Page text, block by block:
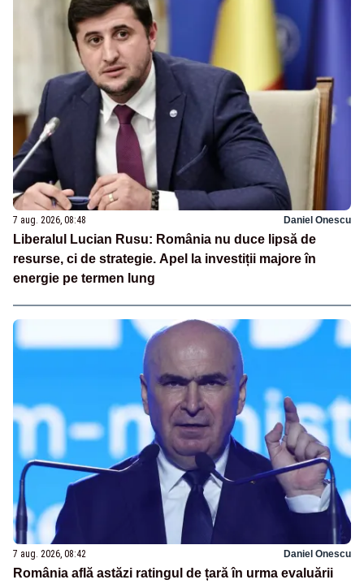
7 aug. 2026, 08:48 Daniel Onescu
Liberalul Lucian Rusu: România nu duce lipsă de
resurse, ci de strategie. Apel la investiții majore în
energie pe termen lung
7 aug. 2026, 08:42 Daniel Onescu
România află astăzi ratingul de țară în urma evaluării